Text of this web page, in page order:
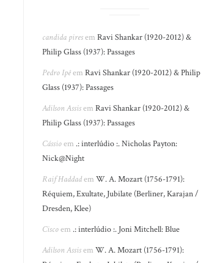
candida piresemRavi Shankar (1920-2012) &
Philip Glass (1937): Passages
Pedro IpêemRavi Shankar (1920-2012) & Philip
Glass (1937): Passages
Adilson AssisemRavi Shankar (1920-2012) &
Philip Glass (1937): Passages
Cássioem .: interlúdio :. Nicholas Payton:
Nick@Night
Raif HaddademW. A. Mozart (1756-1791):
Réquiem, Exultate, Jubilate (Berliner, Karajan /
Dresden, Klee)
Ciscoem .: interlúdio :. Joni Mitchell: Blue
Adilson AssisemW. A. Mozart (1756-1791):